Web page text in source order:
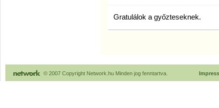
Gratulálok a győzteseknek.
© 2007 Copyright Network.hu Minden jog fenntartva.